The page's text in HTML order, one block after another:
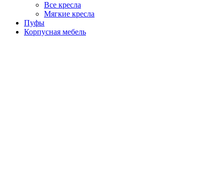
Все кресла
Мягкие кресла
Пуфы
Корпусная мебель